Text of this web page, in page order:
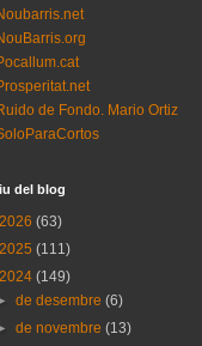
de Fondo. Mario Ortiz
del blog
2026 (63)
2025 (111)
2024 (149)
de desembre(6)
de novembre(13)